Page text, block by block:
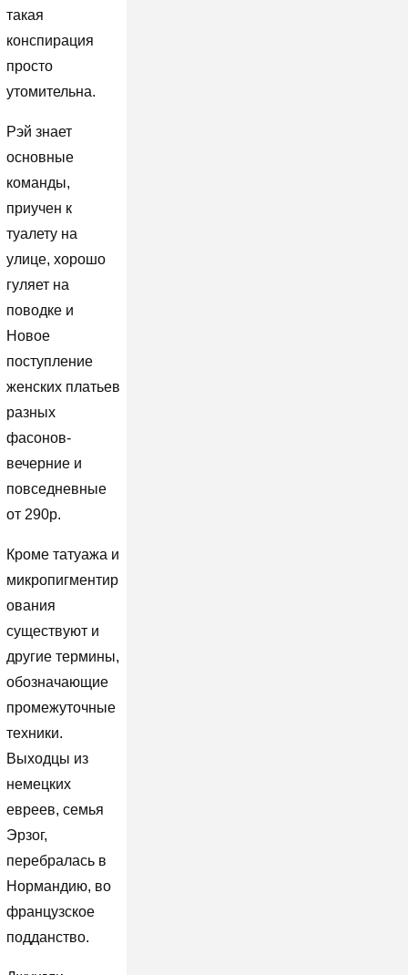
такая
конспирация
просто
утомительна.
Рэй знает
основные
команды,
приучен к
туалету на
улице, хорошо
гуляет на
поводке и
Новое
поступление
женских платьев
разных
фасонов-
вечерние и
повседневные
от 290р.
Кроме татуажа и
микропигментир
ования
существуют и
другие термины,
обозначающие
промежуточные
техники.
Выходцы из
немецких
евреев, семья
Эрзог,
перебралась в
Нормандию, во
французское
подданство.